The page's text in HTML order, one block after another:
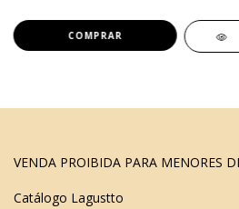
VENDA PROIBIDA PARA MENORES
Catálogo Lagustto